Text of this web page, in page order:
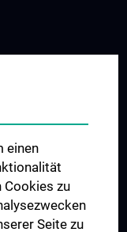
einen
Cookies zu
Seite zu